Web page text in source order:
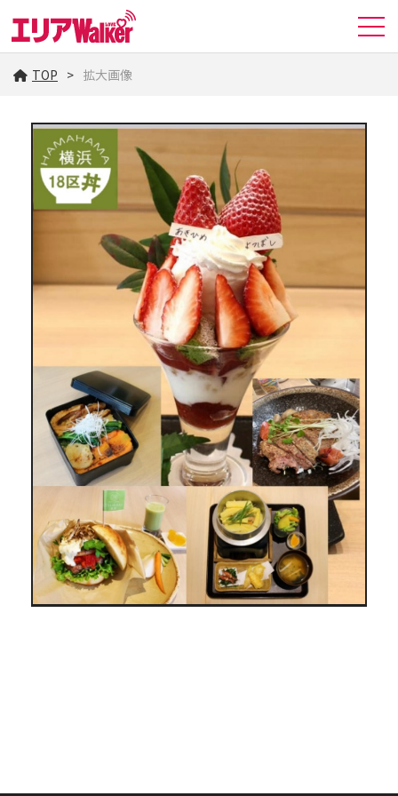
TOP 拡大画像